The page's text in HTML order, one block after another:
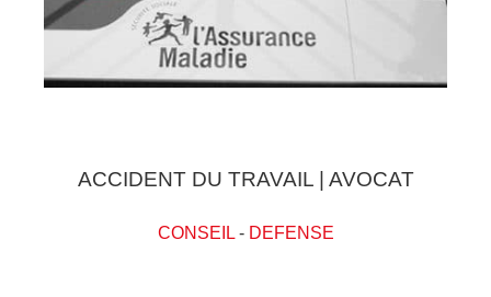
ACCIDENT DU TRAVAIL | AVOCAT
CONSEIL- DEFENSE